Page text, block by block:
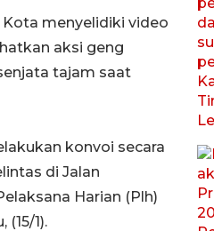
Kota menyelidiki video
aksi geng
tajam saat
konvoi secara
di Jalan
Harian (Plh)
1).